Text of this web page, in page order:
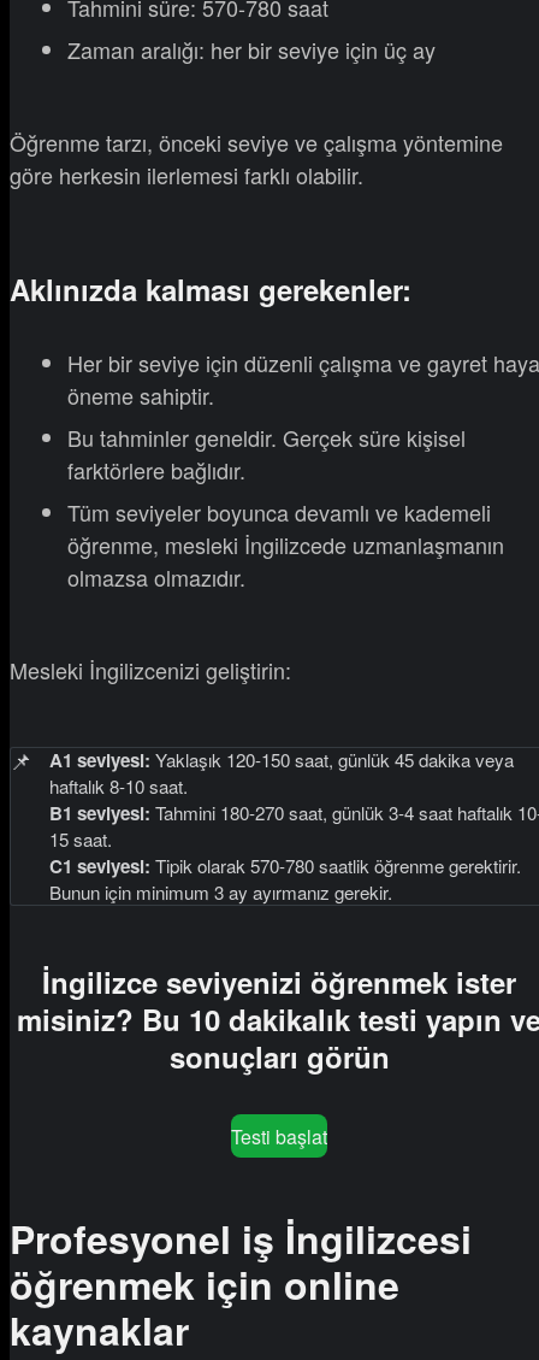
Tahmini süre: 570-780 saat
Zaman aralığı: her bir seviye için üç ay
Öğrenme tarzı, önceki seviye ve çalışma yöntemine
göre herkesin ilerlemesi farklı olabilir.
Aklınızda kalması gerekenler:
Her bir seviye için düzenli çalışma ve gayret
öneme sahiptir.
Bu tahminler geneldir. Gerçek süre kişisel
farktörlere bağlıdır.
Tüm seviyeler boyunca devamlı ve kademeli
öğrenme, mesleki İngilizcede uzmanlaşmanın
olmazsa olmazıdır.
Mesleki İngilizcenizi geliştirin:
📌 A1 seviyesi: Yaklaşık 120-150 saat, günlük 45 dakika veya
haftalık 8-10 saat.
B1 seviyesi: Tahmini 180-270 saat, günlük 3-4 saat haftalık
15 saat.
C1 seviyesi: Tipik olarak 570-780 saatlik öğrenme gerektirir.
Bunun için minimum 3 ay ayırmanız gerekir.
İngilizce seviyenizi öğrenmek ister
misiniz? Bu 10 dakikalık testi yapın
sonuçları görün
Testi başlat
Profesyonel iş İngilizcesi
öğrenmek için online
kaynaklar